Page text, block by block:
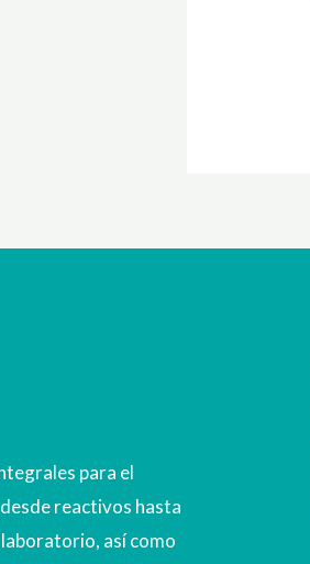
para el
reactivos hasta
así como